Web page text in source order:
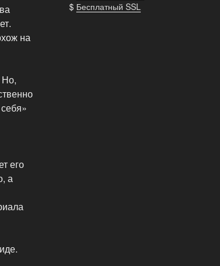
на
Но,
его
а
$ Бесплатный SSL